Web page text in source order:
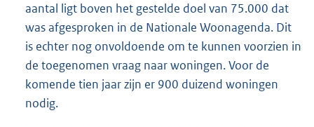
aantal ligt boven het gestelde doel van 75.000 dat
was afgesproken in de Nationale Woonagenda. Dit
is echter nog onvoldoende om te kunnen voorzien in
de toegenomen vraag naar woningen. Voor de
komende tien jaar zijn er 900 duizend woningen
nodig.